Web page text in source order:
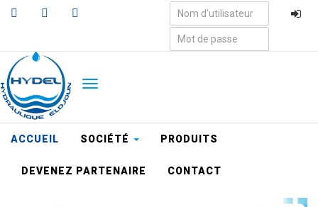
Aller
TOGGLE
ACCUEIL SOCIÉTÉ PRODUITS
DEVENEZ PARTENAIRE CONTACT